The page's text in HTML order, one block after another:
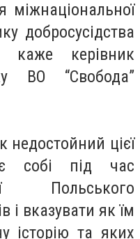
міжнаціональної
добросусідства
каже керівник
ВО “Свобода”
недостойний цієї
собі під час
Польського
і вказувати як їм
історію та яких